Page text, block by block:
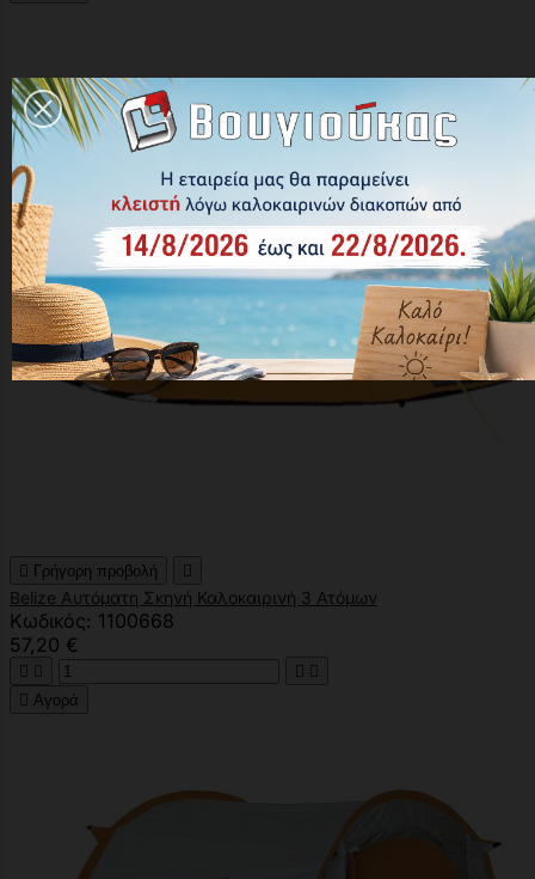
 Γρήγορη προβολή 
Belize Αυτόματη Σκηνή Καλοκαιρινή 3 Ατόμων
Κωδικός: 1100668
57,20 €
   
 Αγορά